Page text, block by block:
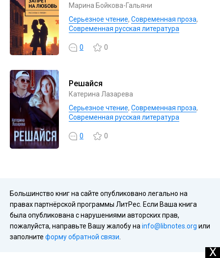
Марина Бойкова-Гальяни
Серьезное чтение, Современная проза,
Современная русская литература
0 0
Решайся
Катерина Лазарева
Серьезное чтение, Современная проза,
Современная русская литература
0 0
Большинство книг на сайте опубликовано легально на
правах партнёрской программы ЛитРес. Если Ваша книга
была опубликована с нарушениями авторских прав,
пожалуйста, направьте Вашу жалобу на info@libnotes.org или
заполните форму обратной связи
X